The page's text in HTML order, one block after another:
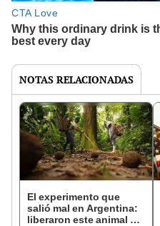
NOTAS RELACIONADAS
El experimento que
salió mal en Argentina:
liberaron este animal y